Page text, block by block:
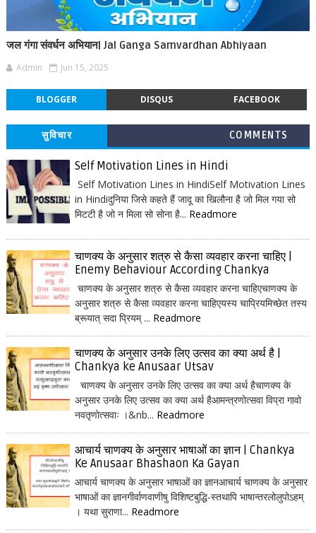
जल गंगा संवर्धन अभियान| Jal Ganga Samvardhan Abhiyaan
Admin Jun 15, 2025
BLOGGER DISQUS FACEBOOK
सुविचार COMMENTS
Self Motivation Lines in Hindi
Self Motivation Lines in HindiSelf Motivation Lines
in Hindiदुनिया जिसे कहते हैं जादू का खिलौना है जो मिल गया सो
मिटटी है जो न मिला सो सोना है... Readmore
चाणक्य के अनुसार शत्रु से कैसा व्यवहार करना चाहिए |
Enemy Behaviour According Chankya
चाणक्य के अनुसार शत्रु से कैसा व्यवहार करना चाहिएचाणक्य के
अनुसार शत्रु से कैसा व्यवहार करना चाहिएयस्य चाप्रियमिच्छेत तस्य
ब्रूयात् सदा प्रियम् ... Readmore
चाणक्य के अनुसार उनके लिए उत्सव का क्या अर्थ है |
Chankya ke Anusaar Utsav
चाणक्य के अनुसार उनके लिए उत्सव का क्या अर्थ हैचाणक्य के
अनुसार उनके लिए उत्सव का क्या अर्थ हैआमन्त्रणोत्सवा विप्रा गावो
नवतृणोत्सवाः ।&nb... Readmore
आचार्य चाणक्य के अनुसार भाषाओं का ज्ञान | Chankya
Ke Anusaar Bhashaon Ka Gayan
आचार्य चाणक्य के अनुसार भाषाओं का ज्ञानआचार्य चाणक्य के अनुसार
भाषाओं का ज्ञानगीर्वाणवाणीषु विशिष्टबुद्धि-स्तथापि भाषान्तरलोलुपोऽहम्
। यथा सुराणा... Readmore